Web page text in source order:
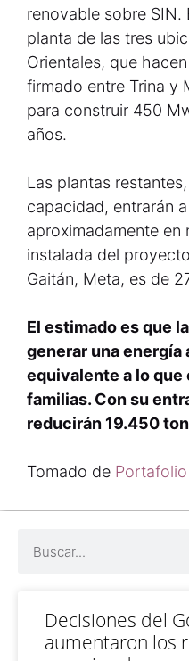
renovable sobre SIN.
planta de las tres
Orientales, que
firmado entre Trina y
para construir 450
años.
Las plantas
capacidad, entrarán
aproximadamente
instalada del
Gaitán, Meta, es de
El estimado es que
generar una energía
equivalente a lo
familias. Con su
reducirán 19.450
Tomado de Portafolio
Decisiones del
aumentaron los